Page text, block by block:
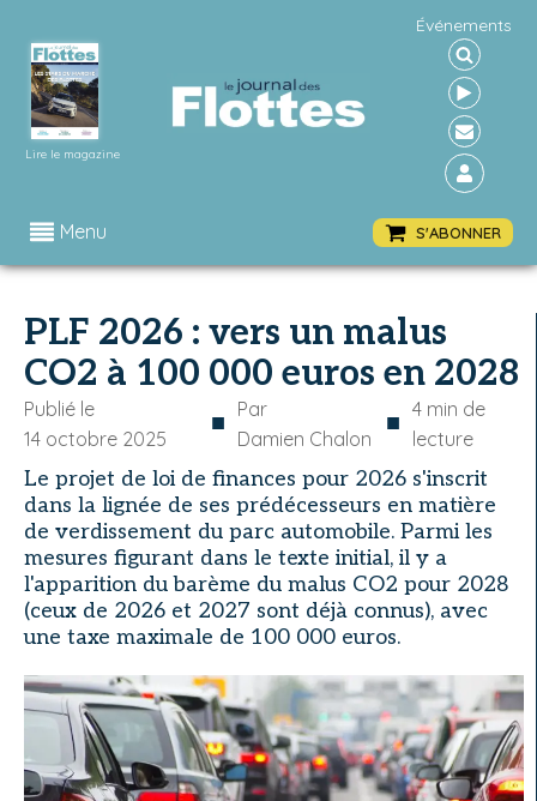
Lire le magazine
Événements
Menu S'ABONNER
PLF 2026 : vers un malus
CO2 à 100 000 euros en 2028
Publié le
14 octobre 2025
■ Par
Damien Chalon
■ 4 min de
lecture
Le projet de loi de finances pour 2026 s'inscrit
dans la lignée de ses prédécesseurs en matière
de verdissement du parc automobile. Parmi les
mesures figurant dans le texte initial, il y a
l'apparition du barème du malus CO2 pour 2028
(ceux de 2026 et 2027 sont déjà connus), avec
une taxe maximale de 100 000 euros.